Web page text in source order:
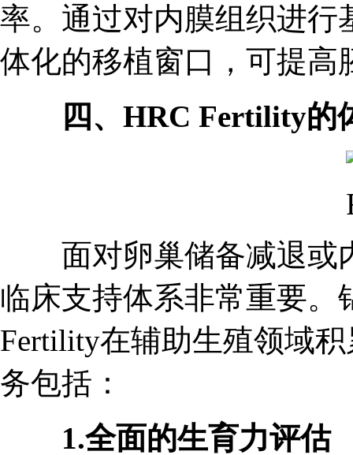
率。通过对内膜组织进行
体化的移植窗口，可提高
四、HRC Fertility的
面对卵巢储备减退或
临床支持体系非常重要。
Fertility在辅助生殖领域
务包括：
1.全面的生育力评估